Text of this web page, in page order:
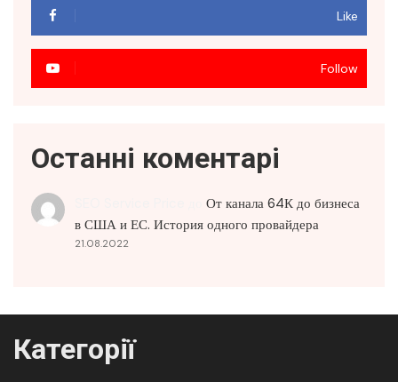
Like
Follow
Останні коментарі
От канала 64К до бизнеса
в США и ЕС. История одного провайдера
21.08.2022
Категорії